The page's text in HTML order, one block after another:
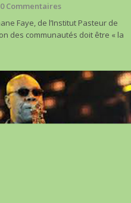
0 Commentaires
Faye, de l’Institut Pasteur de
des communautés doit être « la